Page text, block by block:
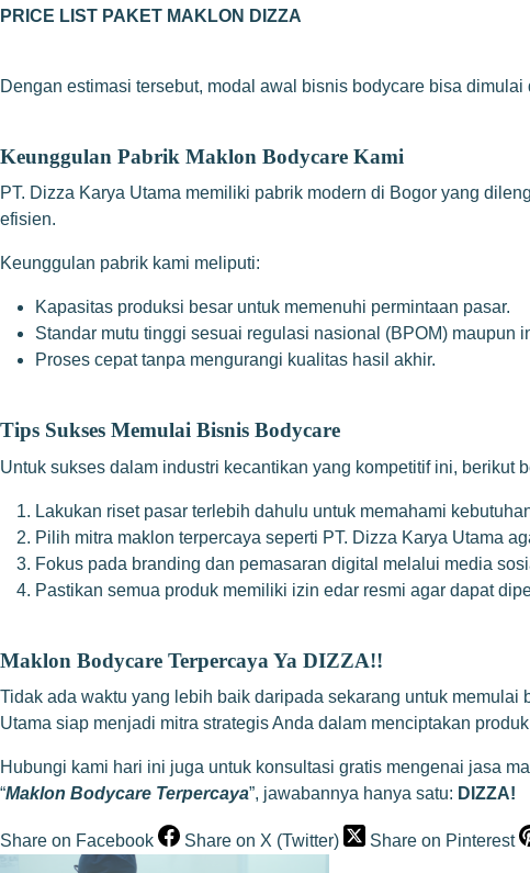
PRICE LIST PAKET MAKLON DIZZA
Dengan estimasi tersebut, modal awal bisnis bodycare bisa
Keunggulan Pabrik Maklon Bodycare Kami
PT. Dizza Karya Utama memiliki pabrik modern di Bogor yang
efisien.
Keunggulan pabrik kami meliputi:
Kapasitas produksi besar untuk memenuhi permintaan pasar.
Standar mutu tinggi sesuai regulasi nasional (BPOM) maupun
Proses cepat tanpa mengurangi kualitas hasil akhir.
Tips Sukses Memulai Bisnis Bodycare
Untuk sukses dalam industri kecantikan yang kompetitif ini, berikut
Lakukan riset pasar terlebih dahulu untuk memahami
Pilih mitra maklon terpercaya seperti PT. Dizza Karya Utama
Fokus pada branding dan pemasaran digital melalui media
Pastikan semua produk memiliki izin edar resmi agar dapat
Maklon Bodycare Terpercaya Ya DIZZA!!
Tidak ada waktu yang lebih baik daripada sekarang untuk
Utama siap menjadi mitra strategis Anda dalam menciptakan
Hubungi kami hari ini juga untuk konsultasi gratis mengenai jasa
“Maklon Bodycare Terpercaya”, jawabannya hanya satu: DIZZA!
Share on Facebook Share on X (Twitter) Share on Pinterest